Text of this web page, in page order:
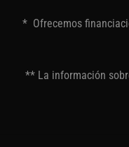
* Ofrecemos
** La información